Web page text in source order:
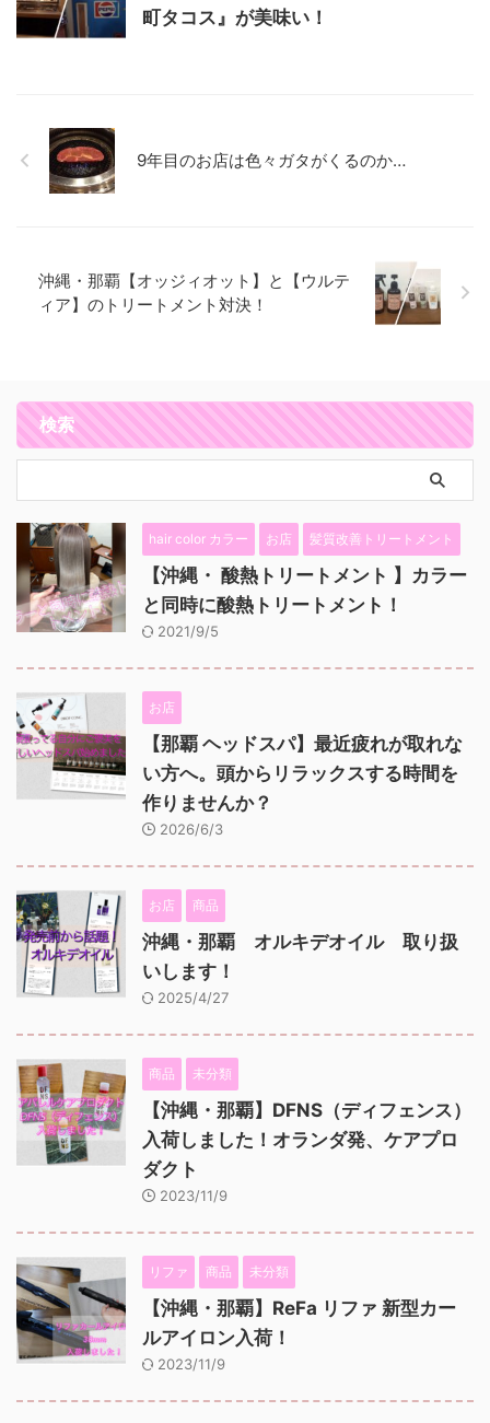
町タコス』が美味い！
9年目のお店は色々ガタがくるのか…
沖縄・那覇【オッジィオット】と【ウルテ
ィア】のトリートメント対決！
検索
hair color カラー お店 髪質改善トリートメント
【沖縄・ 酸熱トリートメント 】カラー
と同時に酸熱トリートメント！
2021/9/5
お店
【那覇 ヘッドスパ】最近疲れが取れな
い方へ。頭からリラックスする時間を
作りませんか？
2026/6/3
お店 商品
沖縄・那覇 オルキデオイル 取り扱
いします！
2025/4/27
商品 未分類
【沖縄・那覇】DFNS（ディフェンス）
入荷しました！オランダ発、ケアプロ
ダクト
2023/11/9
リファ 商品 未分類
【沖縄・那覇】ReFa リファ 新型カー
ルアイロン入荷！
2023/11/9